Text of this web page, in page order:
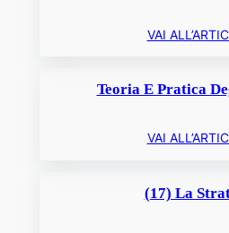
VAI
Teoria E Pratica
VAI
(17) La